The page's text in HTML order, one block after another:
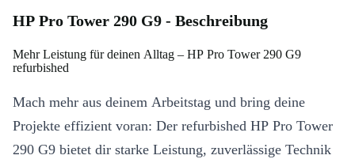
HP Pro Tower 290 G9 - Beschreibung
Mehr Leistung für deinen Alltag – HP Pro Tower 290 G9
refurbished
Mach mehr aus deinem Arbeitstag und bring deine
Projekte effizient voran: Der refurbished HP Pro Tower
290 G9 bietet dir starke Leistung, zuverlässige Technik